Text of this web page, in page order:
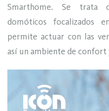
Smarthome. Se trata
domóticos focalizados
permite actuar con las
así un ambiente de confort